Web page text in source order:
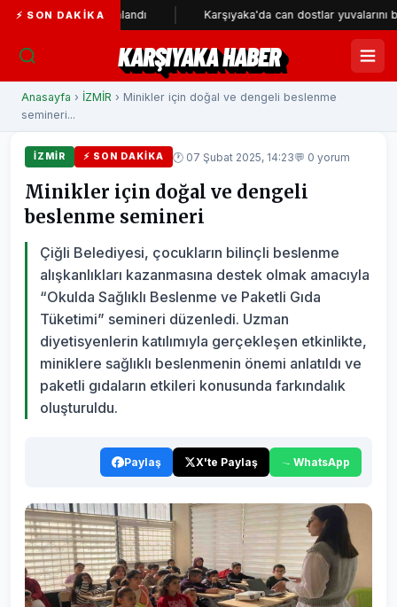
⚡ SON DAKIKA
tamamlandı Karşıyaka'da can dostlar yuvalarını bekliyor
KARŞIYAKA HABER
Anasayfa › İZMİR › Minikler için doğal ve dengeli beslenme
semineri...
İZMİR ⚡ SON DAKIKA 🕐 07 Şubat 2025, 14:23💬 0 yorum
Minikler için doğal ve dengeli
beslenme semineri
Çiğli Belediyesi, çocukların bilinçli beslenme
alışkanlıkları kazanmasına destek olmak amacıyla
“Okulda Sağlıklı Beslenme ve Paketli Gıda
Tüketimi” semineri düzenledi. Uzman
diyetisyenlerin katılımıyla gerçekleşen etkinlikte,
miniklere sağlıklı beslenmenin önemi anlatıldı ve
paketli gıdaların etkileri konusunda farkındalık
oluşturuldu.
Paylaş X'te Paylaş WhatsApp